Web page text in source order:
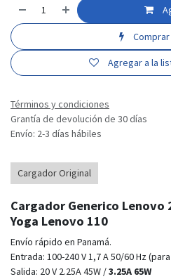
Agregar a la
Términos y condiciones
Grantía de devolución de 30 días
Envío: 2-3 días hábiles
Cargador Original
Cargador Generico Lenovo
Yoga Lenovo 110
Envío rápido en Panamá.
Entrada: 100-240 V 1,7 A 50/60 Hz
Salida: 20 V 2.25A 45W /3.25A 65W